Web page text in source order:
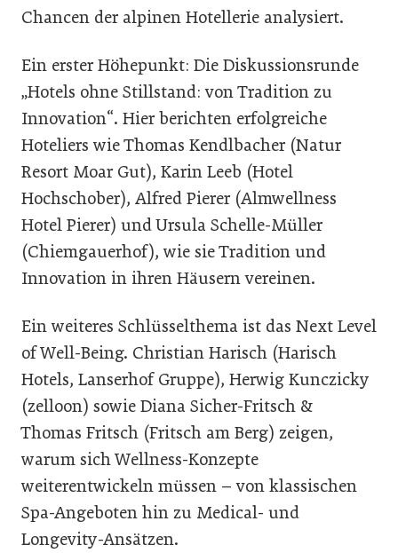
Chancen der alpinen Hotellerie analysiert.
Ein erster Höhepunkt: Die Diskussionsrunde
„Hotels ohne Stillstand: von Tradition zu
Innovation“. Hier berichten erfolgreiche
Hoteliers wie Thomas Kendlbacher (Natur
Resort Moar Gut), Karin Leeb (Hotel
Hochschober), Alfred Pierer (Almwellness
Hotel Pierer) und Ursula Schelle-Müller
(Chiemgauerhof), wie sie Tradition und
Innovation in ihren Häusern vereinen.
Ein weiteres Schlüsselthema ist das Next Level
of Well-Being. Christian Harisch (Harisch
Hotels, Lanserhof Gruppe), Herwig Kunczicky
(zelloon) sowie Diana Sicher-Fritsch &
Thomas Fritsch (Fritsch am Berg) zeigen,
warum sich Wellness-Konzepte
weiterentwickeln müssen – von klassischen
Spa-Angeboten hin zu Medical- und
Longevity-Ansätzen.